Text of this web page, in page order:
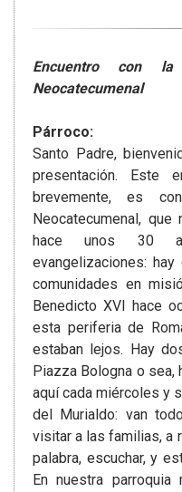
Encuentro con la
Neocatecumenal
Párroco:
Santo Padre,
presentación. Este
brevemente, es
Neocatecumenal,
hace unos 30
evangelizaciones:
comunidades en
Benedicto XVI hace
esta periferia de
estaban lejos. Hay
Piazza Bologna o sea,
aquí cada miércoles y
del Murialdo: van
visitar a las familias, a
palabra, escuchar, y
En nuestra